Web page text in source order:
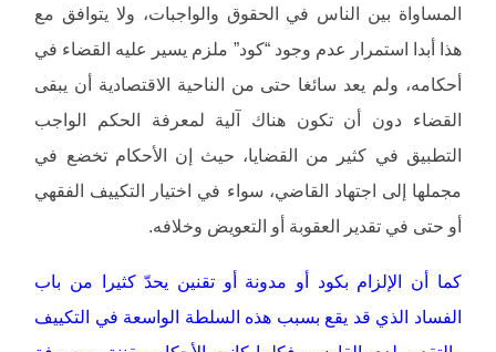
المساواة بين الناس في الحقوق والواجبات، ولا يتوافق مع
هذا أبدا استمرار عدم وجود “كود” ملزم يسير عليه القضاء في
أحكامه، ولم يعد سائغا حتى من الناحية الاقتصادية أن يبقى
القضاء دون أن تكون هناك آلية لمعرفة الحكم الواجب
التطبيق في كثير من القضايا، حيث إن الأحكام تخضع في
مجملها إلى اجتهاد القاضي، سواء في اختيار التكييف الفقهي
أو حتى في تقدير العقوبة أو التعويض وخلافه.
كما أن الإلزام بكود أو مدونة أو تقنين يحدّ كثيرا من باب
الفساد الذي قد يقع بسبب هذه السلطة الواسعة في التكييف